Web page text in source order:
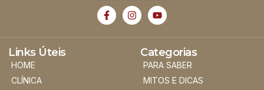
Links Úteis
HOME
CLÍNICA
Categorias
PARA SABER
MITOS E DICAS